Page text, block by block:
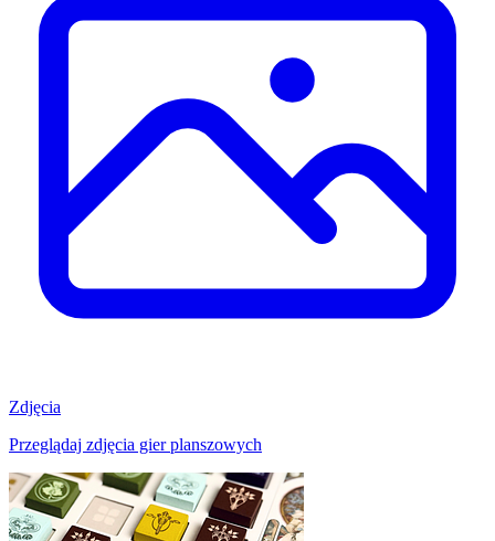
Zdjęcia
Przeglądaj zdjęcia gier planszowych